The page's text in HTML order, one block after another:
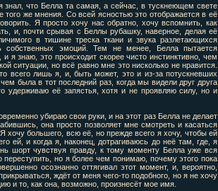
знал, что Белла та самая, а сейчас, в тускнеющем свете
же мнения. Со всей ясностью это отображается в её
Я просто хочу нас обратно, хочу вспомнить, как
и, почти срывая с Беллы рубашку, наверное, делая её
в тишине треска ткани и звука разлетающихся
эмоций. Тем не менее, Белла пытается
я знаю, это происходит скорее чисто инстинктивно, чем
ситуации, но всё равно мне это нисколько не нравится.
всего лишь я, и, быть может, это и из-за потускневших
была в тот последний раз, когда мы видели друг друга
удерживаю её запястья, хотя и не проявляю силу, но и
убираю свои руки, и на этот раз Белла не делает
она просто позволяет мне смотреть и касаться
хочу большего, всю её, но прежде всего я хочу, чтобы ей
ей, и когда я, наконец, дотрагиваюсь до неё там, где, я
шорт чувствуя правду, к тому моменту Белла уже вся
переступить, но я более чем понимаю, почему этого пока
осознанно оттягивал этот момент, и, вероятно,
ждёт от меня чего-то подобного, но я не хочу
и то, как она, возможно, произнесёт мое имя.